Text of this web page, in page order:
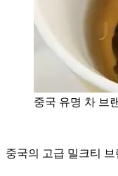
중국 유명 차 브
중국의 고급 밀크티